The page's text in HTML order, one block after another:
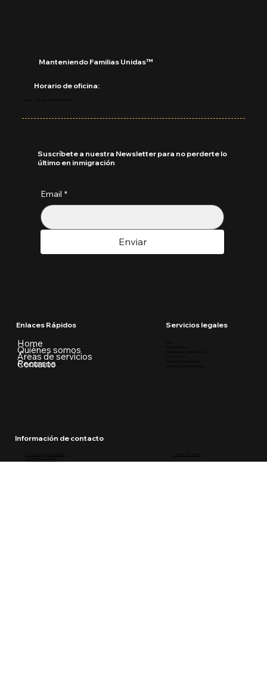
Manteniendo Familias Unidas™
Horario de oficina:
Email *
Enviar
Suscríbete a nuestra Newsletter para no perderte lo
último en inmigración
Enlaces Rápidos
Home
Quiénes somos
Áreas de servicios
Recursos
Contacto
Servicios legales
Información de contacto